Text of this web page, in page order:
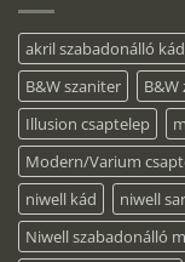
akril szabadonálló kád
B&W szaniter
B&W
Illusion csaptelep
Modern/Varium
niwell kád
niwell
Niwell szabadonálló